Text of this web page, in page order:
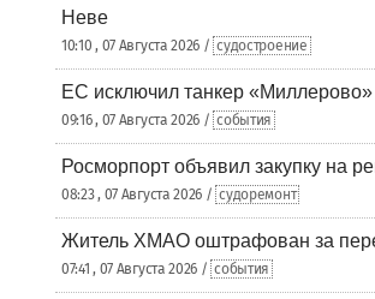
Неве
10:10 , 07 Августа 2026 / судостроение
ЕС исключил танкер
09:16 , 07 Августа 2026 / события
Росморпорт объявил закупку на
08:23 , 07 Августа 2026 / судоремонт
Житель ХМАО оштрафован за
07:41 , 07 Августа 2026 / события